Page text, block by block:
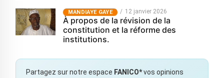
MANDIAYE GAYE 12 janvier 2026
À propos de la révision de la
constitution et la réforme des
institutions.
Partagez sur notre espace FANICO*vos opinions